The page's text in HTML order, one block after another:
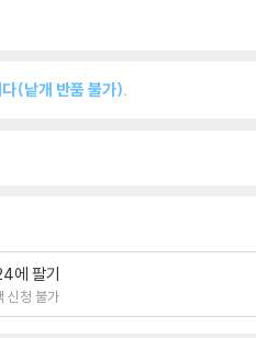
(낱개 반품 불가).
에 팔기
신청 불가